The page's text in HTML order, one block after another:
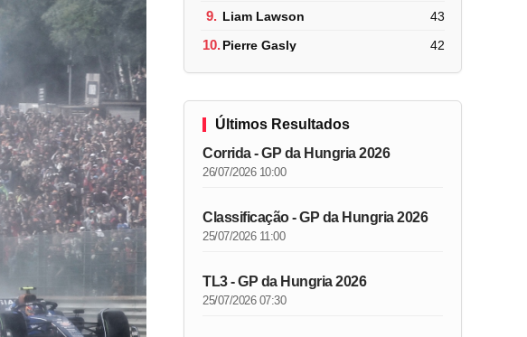
9. Liam Lawson 43
10.Pierre Gasly 42
Últimos Resultados
Corrida - GP da Hungria 2026
26/07/2026 10:00
Classificação - GP da Hungria 2026
25/07/2026 11:00
TL3 - GP da Hungria 2026
25/07/2026 07:30